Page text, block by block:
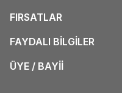
FIRSATLAR
FAYDALI BİLGİLER
ÜYE / BAYİİ